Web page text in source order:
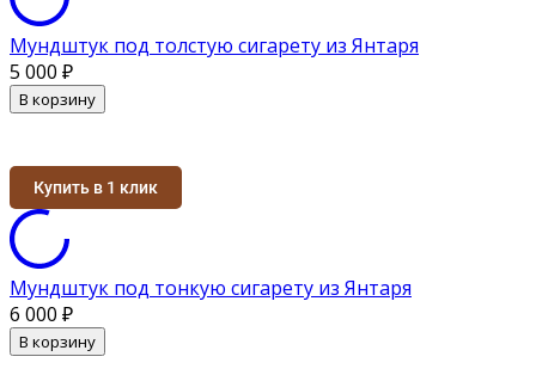
Мундштук под толстую сигарету из Янтаря
5 000 ₽
В корзину
Купить в 1 клик
Мундштук под тонкую сигарету из Янтаря
6 000 ₽
В корзину